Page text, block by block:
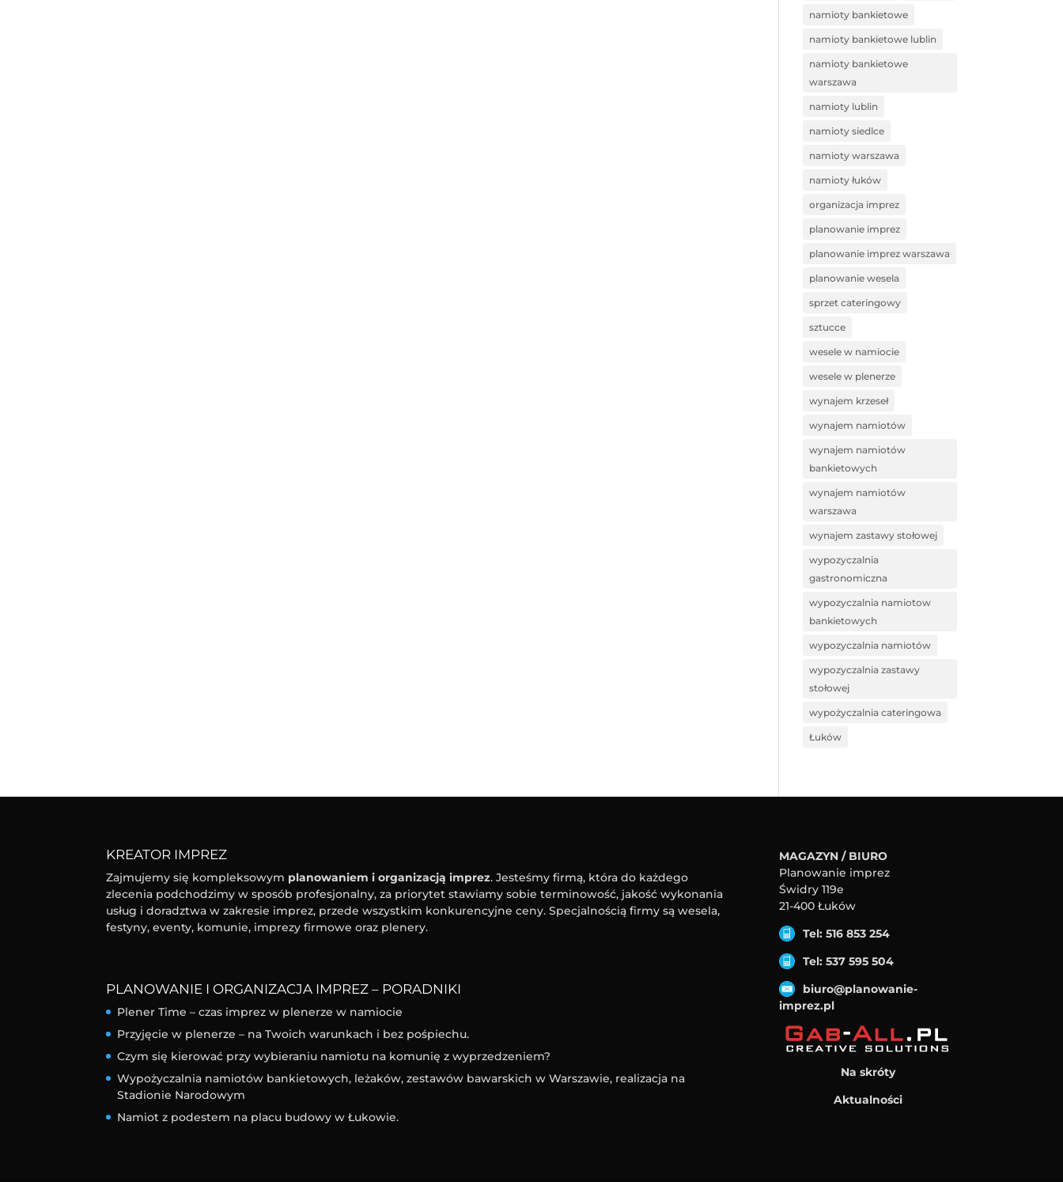
namioty bankietowe
namioty bankietowe lublin
namioty bankietowe
warszawa
namioty lublin
namioty siedlce
namioty warszawa
namioty łuków
organizacja imprez
planowanie imprez
planowanie imprez warszawa
planowanie wesela
sprzet cateringowy
sztucce
wesele w namiocie
wesele w plenerze
wynajem krzeseł
wynajem namiotów
wynajem namiotów
bankietowych
wynajem namiotów
warszawa
wynajem zastawy stołowej
wypozyczalnia
gastronomiczna
wypozyczalnia namiotow
bankietowych
wypozyczalnia namiotów
wypozyczalnia zastawy
stołowej
wypożyczalnia cateringowa
Łuków
KREATOR IMPREZ
Zajmujemy się kompleksowym planowaniem i organizacją imprez. Jesteśmy firmą, która do każdego
zlecenia podchodzimy w sposób profesjonalny, za priorytet stawiamy sobie terminowość, jakość wykonania
usług i doradztwa w zakresie imprez, przede wszystkim konkurencyjne ceny. Specjalnością firmy są wesela,
festyny, eventy, komunie, imprezy firmowe oraz plenery.
PLANOWANIE I ORGANIZACJA IMPREZ – PORADNIKI
Plener Time – czas imprez w plenerze w namiocie
Przyjęcie w plenerze – na Twoich warunkach i bez pośpiechu.
Czym się kierować przy wybieraniu namiotu na komunię z wyprzedzeniem?
Wypożyczalnia namiotów bankietowych, leżaków, zestawów bawarskich w Warszawie, realizacja na
Stadionie Narodowym
Namiot z podestem na placu budowy w Łukowie.
MAGAZYN / BIURO
Planowanie imprez
Świdry 119e
21-400 Łuków
Tel: 516 853 254
Tel: 537 595 504
biuro@planowanie-
imprez.pl
Na skróty
Aktualności